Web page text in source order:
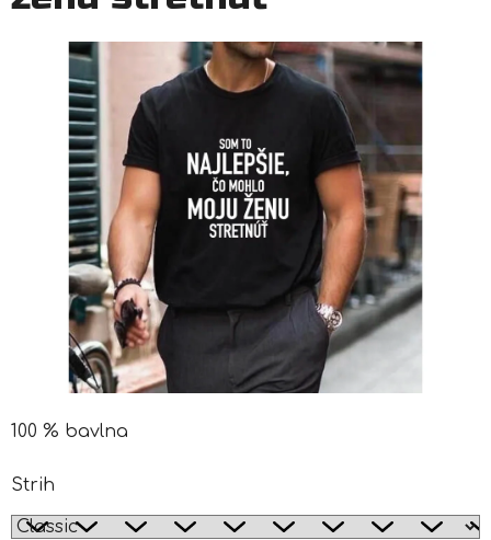
100 % bavlna
Strih